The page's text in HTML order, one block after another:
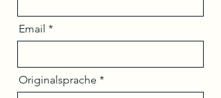
Email
Originalsprache